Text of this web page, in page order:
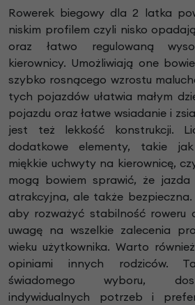
Rowerek biegowy dla 2 latka
niskim profilem czyli nisko
oraz łatwo regulowaną
kierownicy. Umożliwiają one
szybko rosnącego wzrostu
tych pojazdów ułatwia małym
pojazdu oraz łatwe wsiadanie i
jest też lekkość konstrukcji.
dodatkowe elementy, takie jak
miękkie uchwyty na kierownicę,
mogą bowiem sprawić, że
atrakcyjna, ale także bezpieczna.
aby rozważyć stabilność roweru
uwagę na wszelkie zalecenia
wieku użytkownika. Warto
opiniami innych rodziców.
świadomego wyboru,
indywidualnych potrzeb i